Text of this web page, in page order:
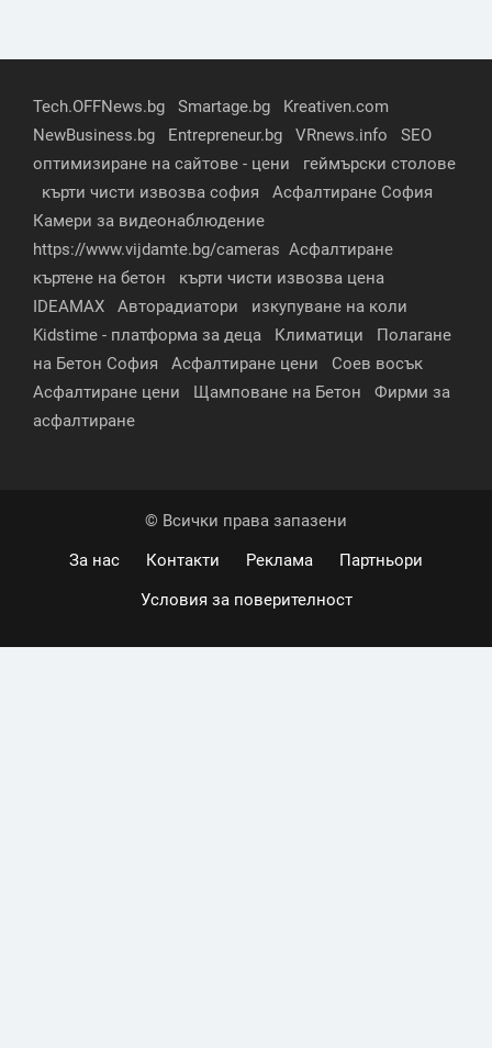
Tech.OFFNews.bg Smartage.bg
Kreativen.com
NewBusiness.bg
Entrepreneur.bg VRnews.info
SEO
оптимизиране на сайтове - цени
геймърски столове
кърти чисти извозва софия
Асфалтиране София
Камери за видеонаблюдение
https://www.vijdamte.bg/cameras Асфалтиране
къртене на бетон
кърти чисти извозва цена
IDEAMAX
Авторадиатори
изкупуване на коли
Kidstime - платформа за деца
Климатици
Полагане
на Бетон София
Асфалтиране цени
Соев восък
Асфалтиране цени
Щамповане на Бетон
Фирми за
асфалтиране
© Всички права запазени
За нас
Контакти Реклама
Партньори
Условия за поверителност